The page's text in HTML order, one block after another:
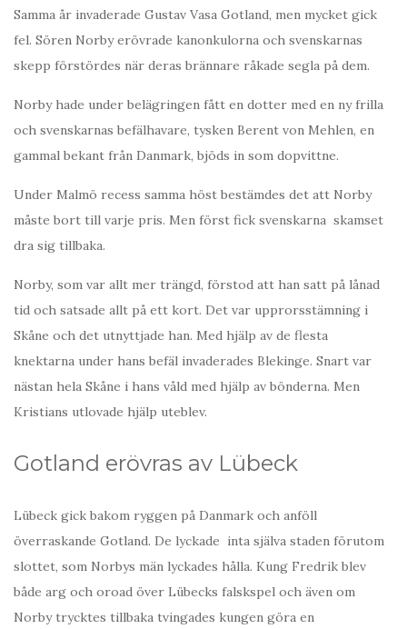
Samma år invaderade Gustav Vasa Gotland, men mycket gick
fel. Sören Norby erövrade kanonkulorna och svenskarnas
skepp förstördes när deras brännare råkade segla på dem.
Norby hade under belägringen fått en dotter med en ny frilla
och svenskarnas befälhavare, tysken Berent von Mehlen, en
gammal bekant från Danmark, bjöds in som dopvittne.
Under Malmö recess samma höst bestämdes det att Norby
måste bort till varje pris. Men först fick svenskarna skamset
dra sig tillbaka.
Norby, som var allt mer trängd, förstod att han satt på lånad
tid och satsade allt på ett kort. Det var upprorsstämning i
Skåne och det utnyttjade han. Med hjälp av de flesta
knektarna under hans befäl invaderades Blekinge. Snart var
nästan hela Skåne i hans våld med hjälp av bönderna. Men
Kristians utlovade hjälp uteblev.
Gotland erövras av Lübeck
Lübeck gick bakom ryggen på Danmark och anföll
överraskande Gotland. De lyckade inta själva staden förutom
slottet, som Norbys män lyckades hålla. Kung Fredrik blev
både arg och oroad över Lübecks falskspel och även om
Norby trycktes tillbaka tvingades kungen göra en